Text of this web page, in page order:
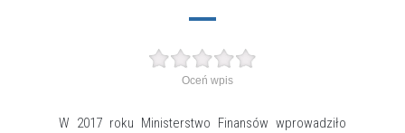
Oceń wpis
W 2017 roku Ministerstwo Finansów wprowadziło